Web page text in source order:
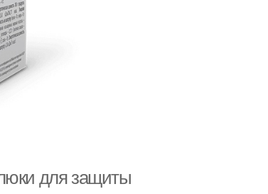
для защиты